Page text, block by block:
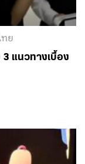
ย
แนวทางเบื้อง